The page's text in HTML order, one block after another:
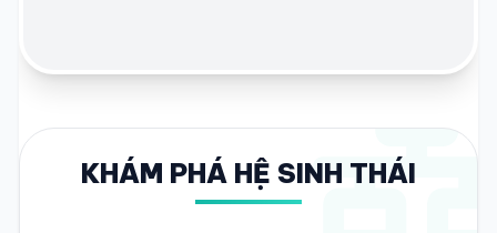
KHÁM PHÁ HỆ SINH THÁI